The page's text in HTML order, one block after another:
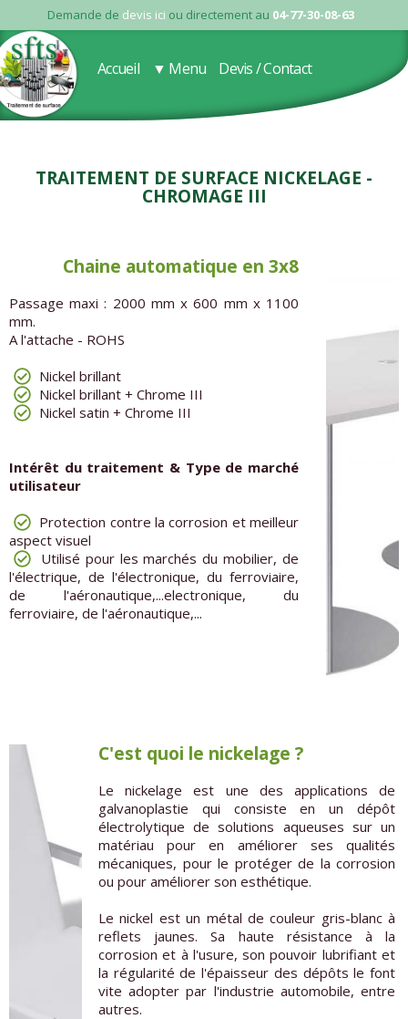
Demande de devis ici ou directement au 04-77-30-08-63
Accueil ▼ Menu Devis / Contact
Traitement de surface Nickelage -
Chromage III
Chaine automatique en 3x8
Passage maxi : 2000 mm x 600 mm x 1100
mm.
A l'attache - ROHS
Nickel brillant
Nickel brillant + Chrome III
Nickel satin + Chrome III
Intérêt du traitement & Type de marché
utilisateur
Protection contre la corrosion et meilleur
aspect visuel
Utilisé pour les marchés du mobilier, de
l'électrique, de l'électronique, du ferroviaire,
de l'aéronautique,...electronique, du
ferroviaire, de l'aéronautique,...
C'est quoi le nickelage ?
Le nickelage est une des applications de
galvanoplastie qui consiste en un dépôt
électrolytique de solutions aqueuses sur un
matériau pour en améliorer ses qualités
mécaniques, pour le protéger de la corrosion
ou pour améliorer son esthétique.
Le nickel est un métal de couleur gris-blanc à
reflets jaunes. Sa haute résistance à la
corrosion et à l'usure, son pouvoir lubrifiant et
la régularité de l'épaisseur des dépôts le font
vite adopter par l'industrie automobile, entre
autres.